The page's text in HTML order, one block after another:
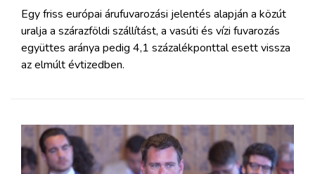
Egy friss európai árufuvarozási jelentés alapján a közút
uralja a szárazföldi szállítást, a vasúti és vízi fuvarozás
együttes aránya pedig 4,1 százalékponttal esett vissza
az elmúlt évtizedben.